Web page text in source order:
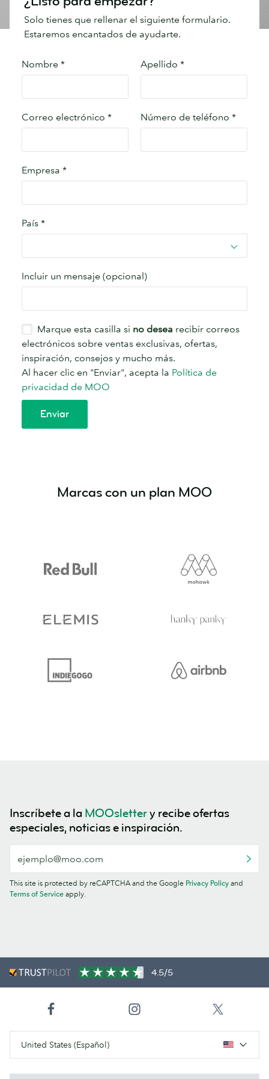
Solo tienes que rellenar el siguiente formulario.
Estaremos encantados de ayudarte.
Marcas con un plan MOO
Inscríbete a la MOOslettery recibe ofertas
especiales, noticias e inspiración.
This site is protected by reCAPTCHA and the Google Privacy Policy and
Terms of Service apply.
4.5/5
United States (Español)